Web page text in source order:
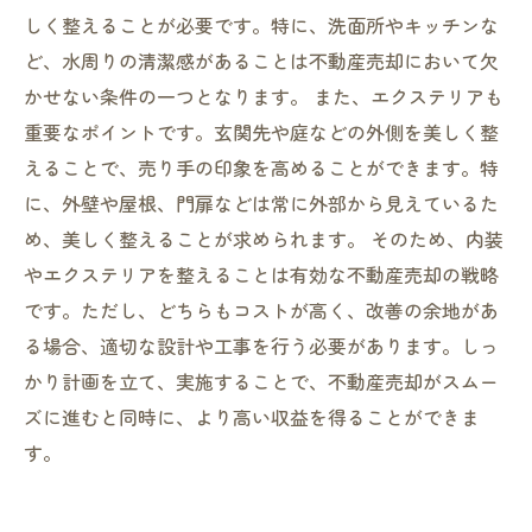
しく整えることが必要です。特に、洗面所やキッチンな
ど、水周りの清潔感があることは不動産売却において欠
かせない条件の一つとなります。 また、エクステリアも
重要なポイントです。玄関先や庭などの外側を美しく整
えることで、売り手の印象を高めることができます。特
に、外壁や屋根、門扉などは常に外部から見えているた
め、美しく整えることが求められます。 そのため、内装
やエクステリアを整えることは有効な不動産売却の戦略
です。ただし、どちらもコストが高く、改善の余地があ
る場合、適切な設計や工事を行う必要があります。しっ
かり計画を立て、実施することで、不動産売却がスムー
ズに進むと同時に、より高い収益を得ることができま
す。